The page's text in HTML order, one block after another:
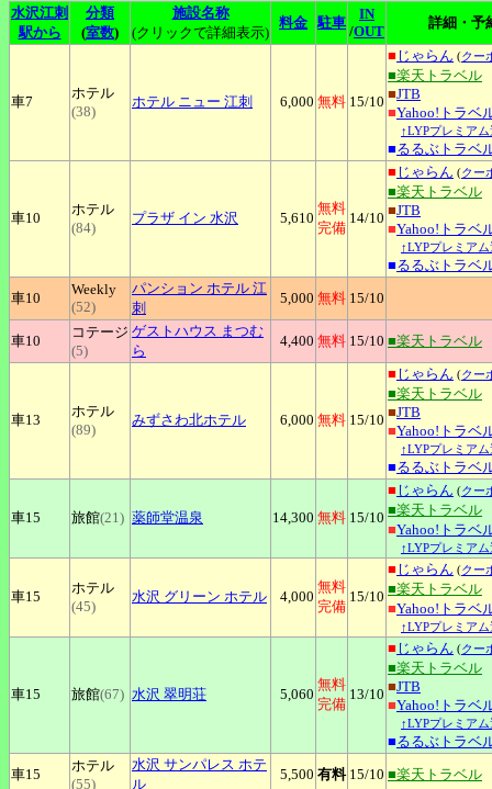
水沢江刺
駅から
分類
(室数)
施設名称
(クリックで詳細表示)
料金 駐車
IN
/OUT
詳細・予
車7
ホテル
(38)
ホテル ニュー 江刺 6,000 無料 15/10
■ じゃらん (クー
■楽天トラベル
■JTB
■Yahoo!トラベ
↑LYPプレミア
■るるぶトラベ
車10
ホテル
(84)
プラザ イン 水沢 5,610
無料
完備
14/10
■ じゃらん (クー
■楽天トラベル
■JTB
■Yahoo!トラベ
↑LYPプレミア
■るるぶトラベ
車10
Weekly
(52)
パンション ホテル 江
刺
5,000 無料 15/10
車10
コテージ
(5)
ゲストハウス まつむ
ら
4,400 無料 15/10 ■楽天トラベル
車13
ホテル
(89)
みずさわ北ホテル 6,000 無料 15/10
■ じゃらん (クー
■楽天トラベル
■JTB
■Yahoo!トラベ
↑LYPプレミア
■るるぶトラベ
車15 旅館(21) 薬師堂温泉 14,300 無料 15/10
■ じゃらん (クー
■楽天トラベル
■Yahoo!トラベ
↑LYPプレミア
車15
ホテル
(45)
水沢 グリーン ホテル 4,000
無料
完備
15/10
■ じゃらん (クー
■楽天トラベル
■Yahoo!トラベ
↑LYPプレミア
車15 旅館(67) 水沢 翠明荘 5,060
無料
完備
13/10
■ じゃらん (クー
■楽天トラベル
■JTB
■Yahoo!トラベ
↑LYPプレミア
■るるぶトラベ
車15
ホテル
(55)
水沢 サンパレス ホテ
ル
5,500 有料 15/10 ■楽天トラベル